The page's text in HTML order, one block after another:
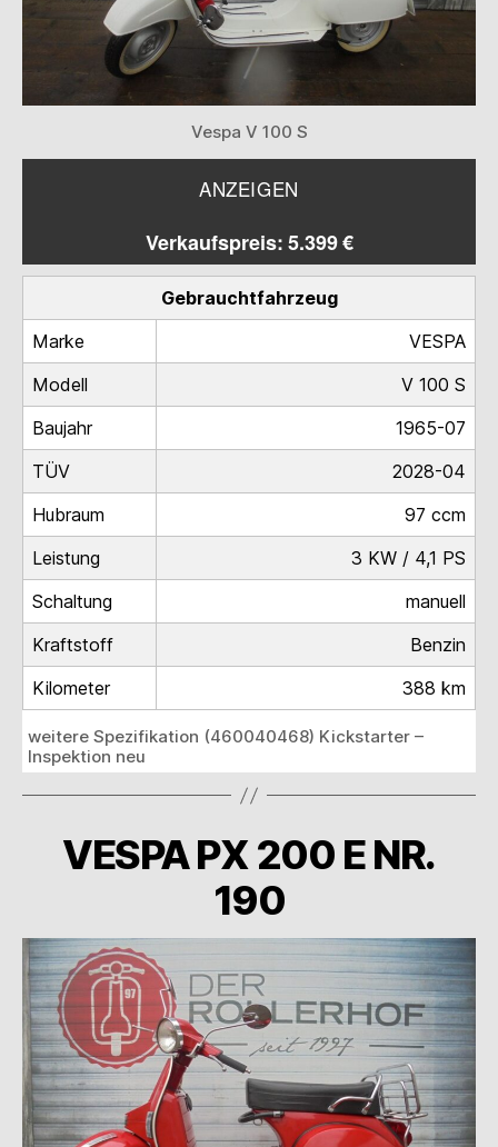
Vespa V 100 S
ANZEIGEN
Verkaufspreis: 5.399 €
Gebrauchtfahrzeug
Marke
VESPA
Modell
V 100 S
Baujahr
1965-07
TÜV
2028-04
Hubraum
97 ccm
Leistung
3 KW / 4,1 PS
Schaltung
manuell
Kraftstoff
Benzin
Kilometer
388 km
weitere Spezifikation (460040468) Kickstarter –
Inspektion neu
VESPA PX 200 E NR.
190